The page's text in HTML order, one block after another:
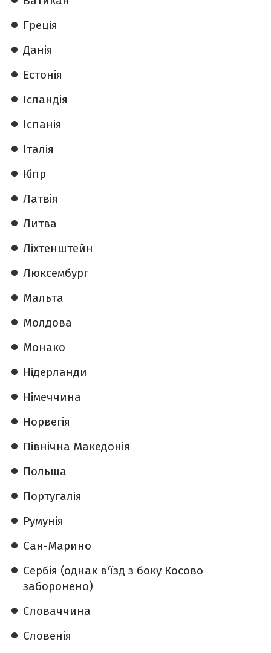
Греція
Данія
Естонія
Ісландія
Іспанія
Італія
Кіпр
Латвія
Литва
Ліхтенштейн
Люксембург
Мальта
Молдова
Монако
Нідерланди
Німеччина
Норвегія
Північна Македонія
Польща
Португалія
Румунія
Сан-Марино
Сербія (однак в'їзд з боку Косово
заборонено)
Словаччина
Словенія